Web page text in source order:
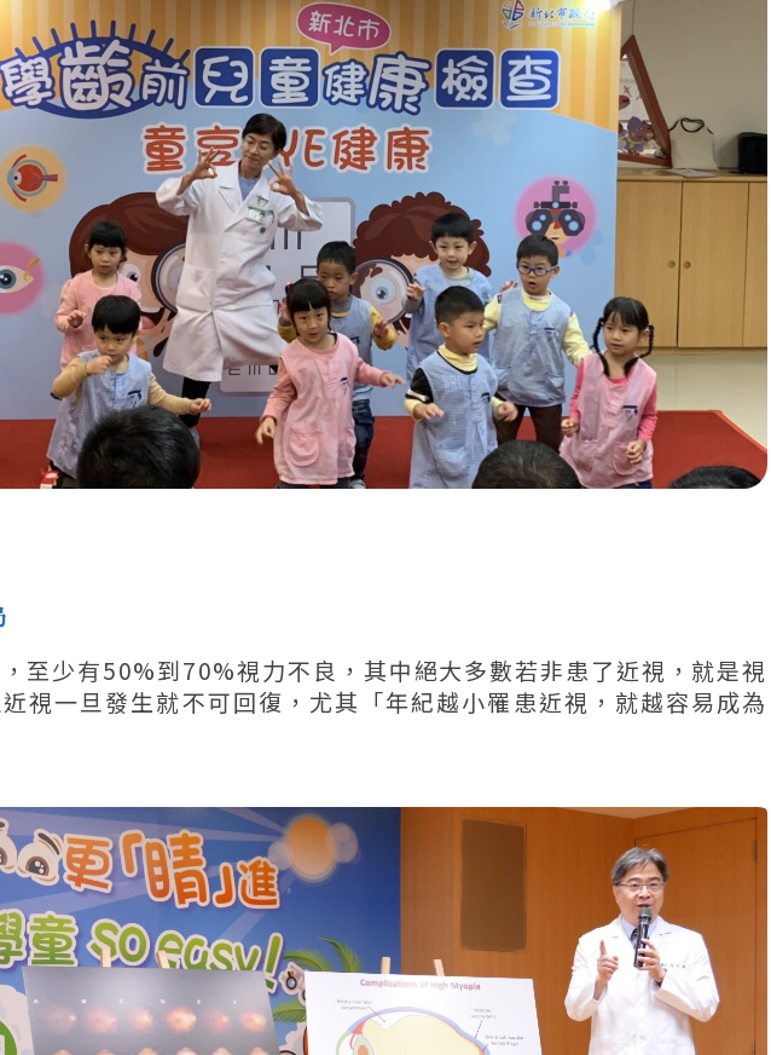
至少有50%到70%視力不良，其中絕大多數若非患了近視，就是視
視一旦發生就不可回復，尤其「年紀越小罹患近視，就越容易成為